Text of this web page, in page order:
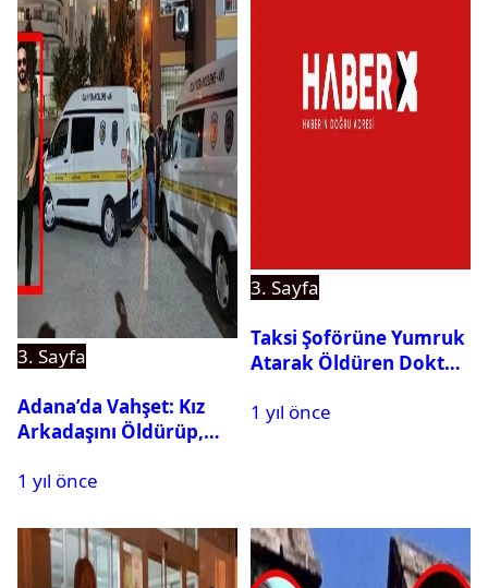
3. Sayfa
Adana’da Vahşet: Kız
Arkadaşını Öldürüp,
1 yıl önce
3. Sayfa
Taksi Şoförüne Yumruk
Atarak Öldüren Doktor
1 yıl önce